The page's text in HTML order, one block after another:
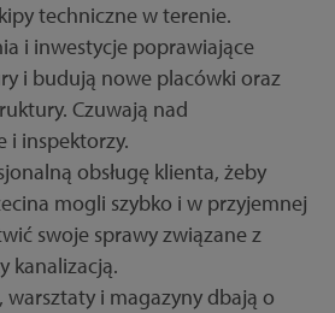
techniczne w terenie.
i inwestycje poprawiające
i budują nowe placówki oraz
Czuwają nad
i inspektorzy.
obsługę klienta, żeby
mogli szybko i w przyjemnej
swoje sprawy związane z
kanalizacją.
warsztaty i magazyny dbają o